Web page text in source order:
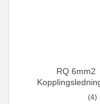
RQ 6mm2
elcentraler mm
(4)